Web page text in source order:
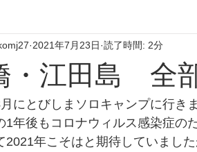
・江田島 全
2021年7月23日 読了時間: 2分
にとびしまソロキャンプに行き
1年後もコロナウィルス感染症の
2021年こそはと期待していまし